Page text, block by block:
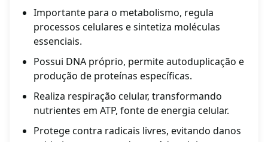
Importante para o metabolismo, regula
processos celulares e sintetiza moléculas
essenciais.
Possui DNA próprio, permite autoduplicação e
produção de proteínas específicas.
Realiza respiração celular, transformando
nutrientes em ATP, fonte de energia celular.
Protege contra radicais livres, evitando danos